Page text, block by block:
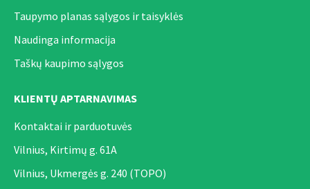
Taupymo planas sąlygos ir taisyklės
Naudinga informacija
Taškų kaupimo sąlygos
KLIENTŲ APTARNAVIMAS
Kontaktai ir parduotuvės
Vilnius, Kirtimų g. 61A
Vilnius, Ukmergės g. 240 (TOPO)